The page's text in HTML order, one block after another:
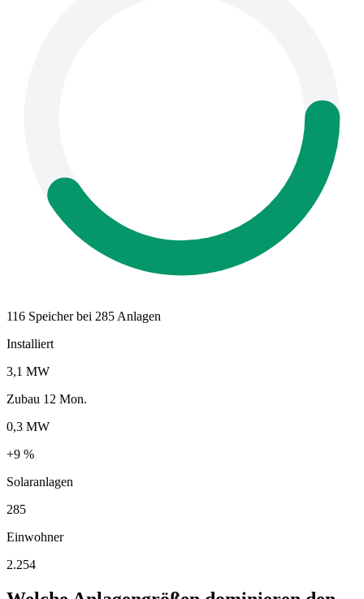
116 Speicher bei 285 Anlagen
Installiert
3,1 MW
Zubau 12 Mon.
0,3 MW
+9 %
Solaranlagen
285
Einwohner
2.254